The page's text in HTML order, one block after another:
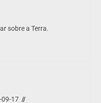
sobre a Terra.
17